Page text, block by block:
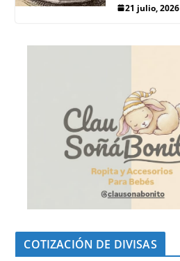
21 julio, 2026
COTIZACIÓN DE DIVISAS